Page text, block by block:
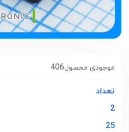
406موجودی محصول
تعداد
2
25